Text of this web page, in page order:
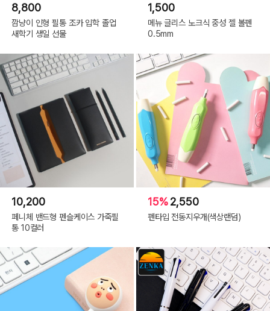
8,800
깜냥이 인형 필통 조카 입학 졸업
새학기 생일 선물
1,500
메뉴 글리스 노크식 중성 젤 볼펜
0.5mm
10,200
페니체 밴드형 펜슬케이스 가죽필
통 10컬러
15%2,550
펜타입 전동지우개(색상랜덤)